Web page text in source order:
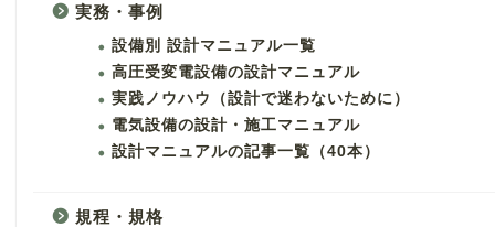
実務・事例
設備別 設計マニュアル一覧
高圧受変電設備の設計マニュアル
実践ノウハウ（設計で迷わないために）
電気設備の設計・施工マニュアル
設計マニュアルの記事一覧（40本）
規程・規格